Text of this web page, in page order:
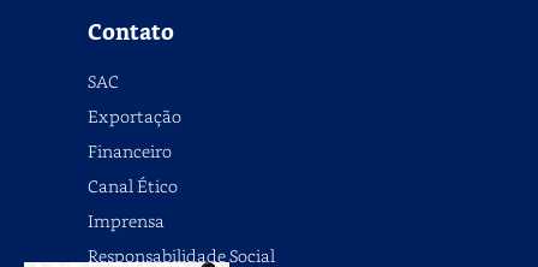
Contato
SAC
Exportação
Financeiro
Canal Ético
Imprensa
Responsabilidade Social